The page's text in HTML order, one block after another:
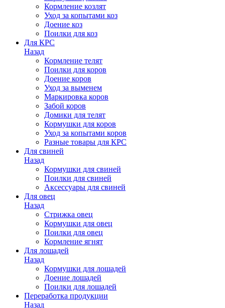
Кормление козлят
Уход за копытами коз
Доение коз
Поилки для коз
Для КРС
Назад
Кормление телят
Поилки для коров
Доение коров
Уход за выменем
Маркировка коров
Забой коров
Домики для телят
Кормушки для коров
Уход за копытами коров
Разные товары для КРС
Для свиней
Назад
Кормушки для свиней
Поилки для свиней
Аксессуары для свиней
Для овец
Назад
Стрижка овец
Кормушки для овец
Поилки для овец
Кормление ягнят
Для лошадей
Назад
Кормушки для лошадей
Доение лошадей
Поилки для лошадей
Переработка продукции
Назад